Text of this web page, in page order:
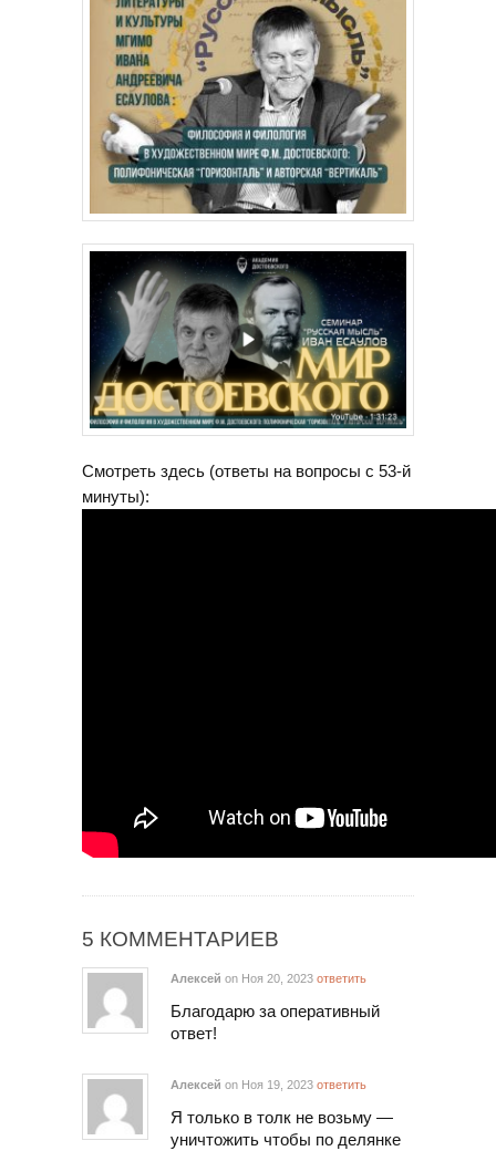
Смотреть здесь (ответы на вопросы с 53-й
минуты):
5 КОММЕНТАРИЕВ
Алексей on Ноя 20, 2023 ответить
Благодарю за оперативный
ответ!
Алексей on Ноя 19, 2023 ответить
Я только в толк не возьму —
уничтожить чтобы по делянке